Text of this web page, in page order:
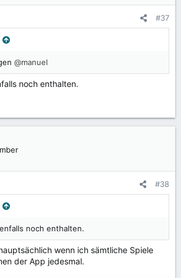
#37
@manuel
noch enthalten.
#38
noch enthalten.
wenn ich sämtliche Spiele
der App jedesmal.